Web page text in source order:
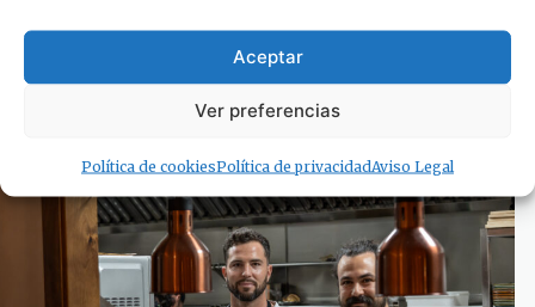
Aceptar
Ver preferencias
Política de cookiesPolítica de privacidadAviso Legal
#Estoestarifa